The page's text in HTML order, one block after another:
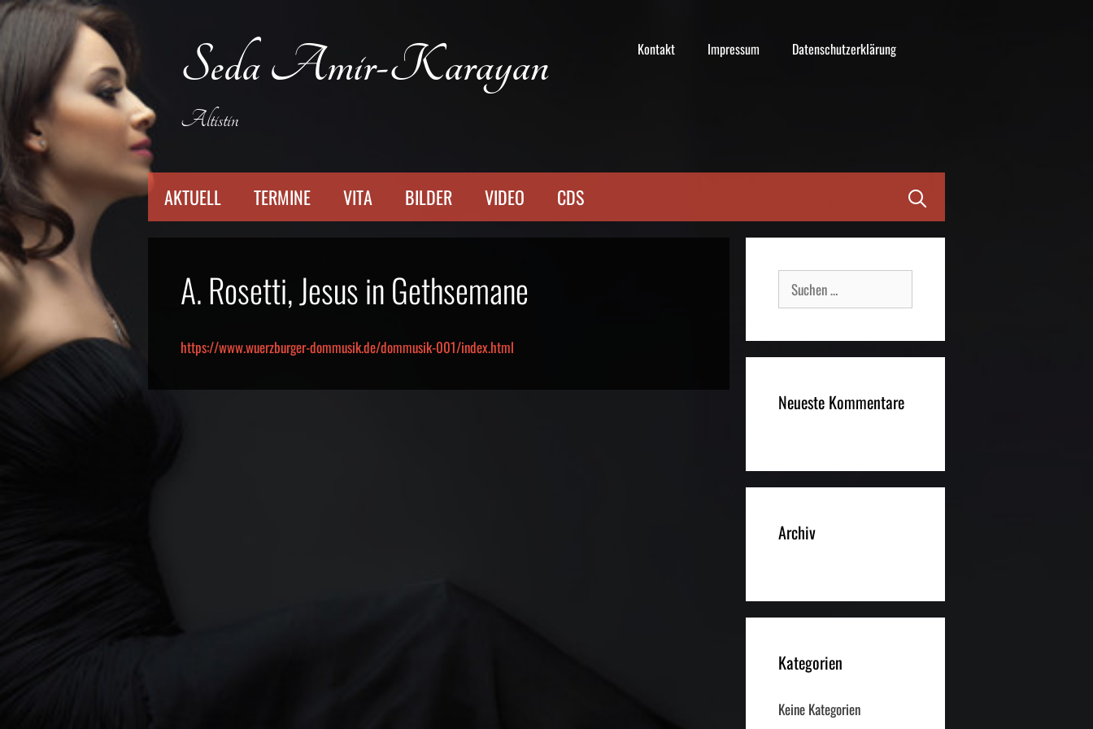
Zum
Inhalt
Kontakt Impressum Datenschutzerklärung
Seda Amir-Karayan
Altistin
AKTUELL TERMINE VITA BILDER VIDEO CDS
A. Rosetti, Jesus in Gethsemane
https://www.wuerzburger-dommusik.de/dommusik-001/index.html
Suche
nach:
Neueste Kommentare
Archiv
Kategorien
Keine Kategorien